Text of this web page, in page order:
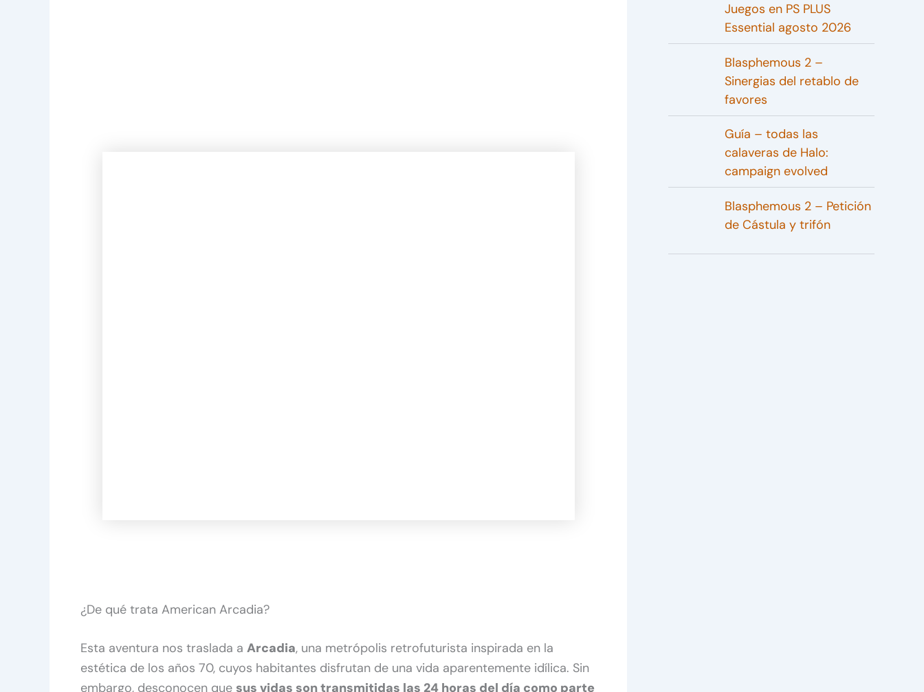
¿De qué trata American Arcadia?
Esta aventura nos traslada a Arcadia, una metrópolis retrofuturista inspirada en la
estética de los años 70, cuyos habitantes disfrutan de una vida aparentemente idílica. Sin
embargo, desconocen que sus vidas son transmitidas las 24 horas del día como parte
Juegos en PS PLUS
Essential agosto 2026
Blasphemous 2 –
Sinergias del retablo de
favores
Guía – todas las
calaveras de Halo:
campaign evolved
Blasphemous 2 – Petición
de Cástula y trifón